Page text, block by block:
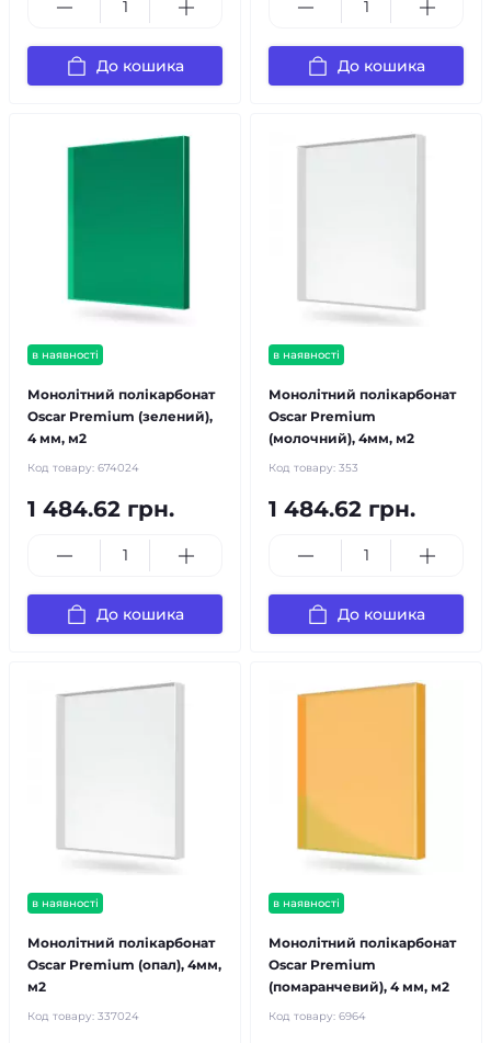
До кошика До кошика
в наявності
Монолітний полікарбонат
Oscar Premium (зелений),
4 мм, м2
Код товару: 674024
1 484.62 грн.
До кошика
в наявності
Монолітний полікарбонат
Oscar Premium
(молочний), 4мм, м2
Код товару: 353
1 484.62 грн.
До кошика
в наявності
Монолітний полікарбонат
Oscar Premium (опал), 4мм,
м2
Код товару: 337024
в наявності
Монолітний полікарбонат
Oscar Premium
(помаранчевий), 4 мм, м2
Код товару: 6964